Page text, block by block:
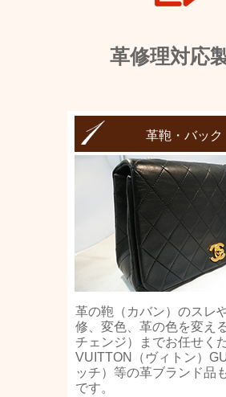
革修理対応
革鞄・バック
革の鞄（カバン）のスレ
修、変色、革の色を変え
チェンジ）までお任せく
VUITTON（ヴィトン）
ッチ）等の革ブランド品
です。